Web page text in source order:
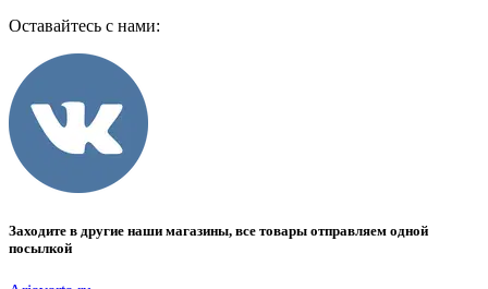
Оставайтесь с нами:
Заходите в другие наши магазины, все товары отправляем одной
посылкой